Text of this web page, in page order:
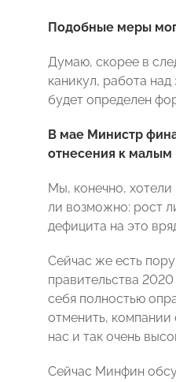
Подобные меры
Думаю, скорее в
каникул, работа
будет определен
В мае Министр
отнесения к малым
Мы, конечно,
ли возможно: рост
дефицита на это
Сейчас же есть
правительства
себя полностью
отменить, компании
нас и так очень
Сейчас Минфин